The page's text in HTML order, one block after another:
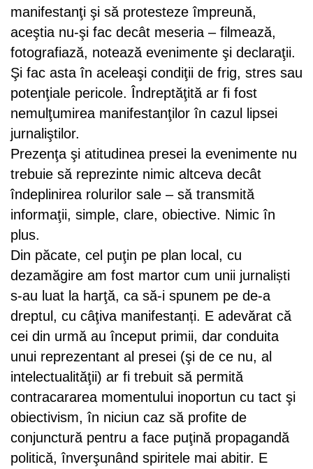
manifestanţi şi să protesteze împreună,
aceştia nu-şi fac decât meseria – filmează,
fotografiază, notează evenimente şi declaraţii.
Şi fac asta în aceleaşi condiţii de frig, stres sau
potenţiale pericole. Îndreptăţită ar fi fost
nemulţumirea manifestanţilor în cazul lipsei
jurnaliştilor.
Prezenţa şi atitudinea presei la evenimente nu
trebuie să reprezinte nimic altceva decât
îndeplinirea rolurilor sale – să transmită
informaţii, simple, clare, obiective. Nimic în
plus.
Din păcate, cel puţin pe plan local, cu
dezamăgire am fost martor cum unii jurnaliști
s-au luat la harţă, ca să-i spunem pe de-a
dreptul, cu câţiva manifestanți. E adevărat că
cei din urmă au început primii, dar conduita
unui reprezentant al presei (şi de ce nu, al
intelectualităţii) ar fi trebuit să permită
contracararea momentului inoportun cu tact şi
obiectivism, în niciun caz să profite de
conjunctură pentru a face puţină propagandă
politică, înverşunând spiritele mai abitir. E